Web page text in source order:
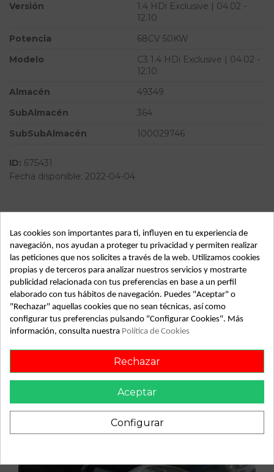
Versión
1.4 HDi Exclusive | 04.02 -
12.10
Potencia
68CV 50KW
Modelo
C3 1.4 HDi Exclusive | 04.02 -
12.10
Almacén
49349
SubAlmacén
364
SubSubAlmacén
100029746
ID: 675431
Fecha disponible: 2022-04-04
Recambio de caja mariposa para citroen c3 1.4 hdi exclusive
| 04.02 - 12.10 1.4 hdi exclusive | 04.02 - 12.10 referencia
OEM IAM
Vehículo de origen
Las cookies son importantes para ti, influyen en tu experiencia de
navegación, nos ayudan a proteger tu privacidad y permiten realizar
las peticiones que nos solicites a través de la web. Utilizamos cookies
propias y de terceros para analizar nuestros servicios y mostrarte
publicidad relacionada con tus preferencias en base a un perfil
elaborado con tus hábitos de navegación. Puedes "Aceptar" o
"Rechazar" aquellas cookies que no sean técnicas, así como
configurar tus preferencias pulsando "Configurar Cookies". Más
información, consulta nuestra Política de Cookies
Rechazar
Aceptar
Configurar